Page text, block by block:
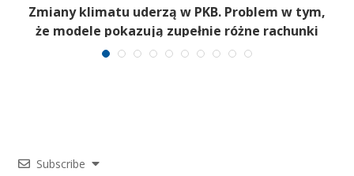
Zmiany klimatu uderzą w PKB. Problem w tym,
że modele pokazują zupełnie różne rachunki
Subscribe